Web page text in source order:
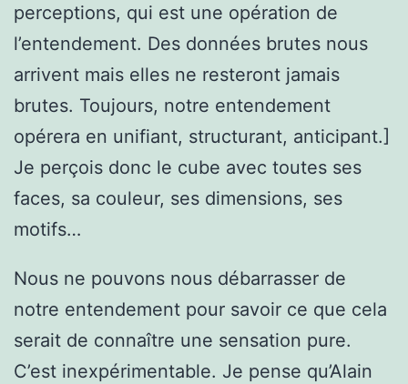
perceptions, qui est une opération de
l’entendement. Des données brutes nous
arrivent mais elles ne resteront jamais
brutes. Toujours, notre entendement
opérera en unifiant, structurant, anticipant.]
Je perçois donc le cube avec toutes ses
faces, sa couleur, ses dimensions, ses
motifs…
Nous ne pouvons nous débarrasser de
notre entendement pour savoir ce que cela
serait de connaître une sensation pure.
C’est inexpérimentable. Je pense qu’Alain